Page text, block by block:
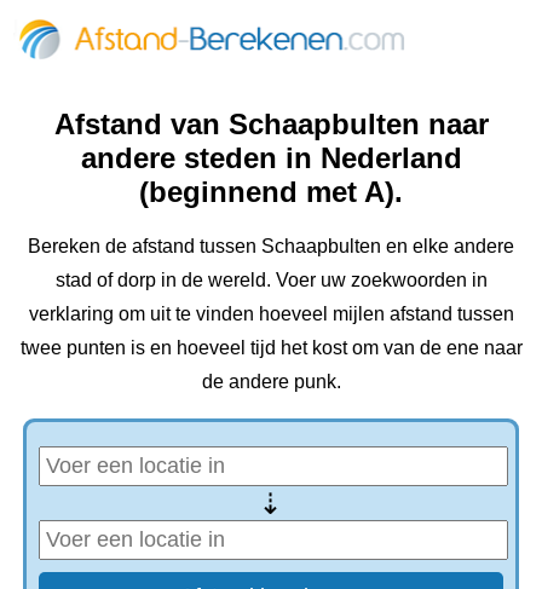
Afstand van Schaapbulten naar
andere steden in Nederland
(beginnend met A).
Bereken de afstand tussen Schaapbulten en elke andere
stad of dorp in de wereld. Voer uw zoekwoorden in
verklaring om uit te vinden hoeveel mijlen afstand tussen
twee punten is en hoeveel tijd het kost om van de ene naar
de andere punk.
⇢